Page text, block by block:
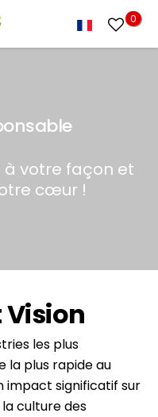
0
à votre façon et
cœur !
Vision
les plus
la plus rapide au
impact significatif sur
culture des